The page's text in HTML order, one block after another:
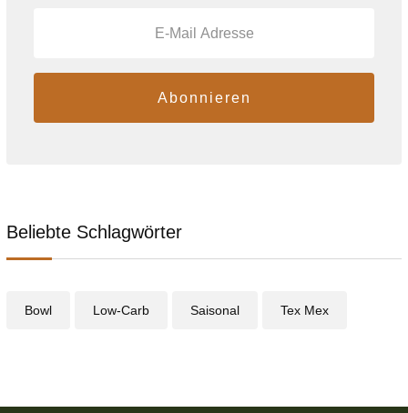
Abonnieren
Beliebte Schlagwörter
Bowl Low-Carb Saisonal Tex Mex